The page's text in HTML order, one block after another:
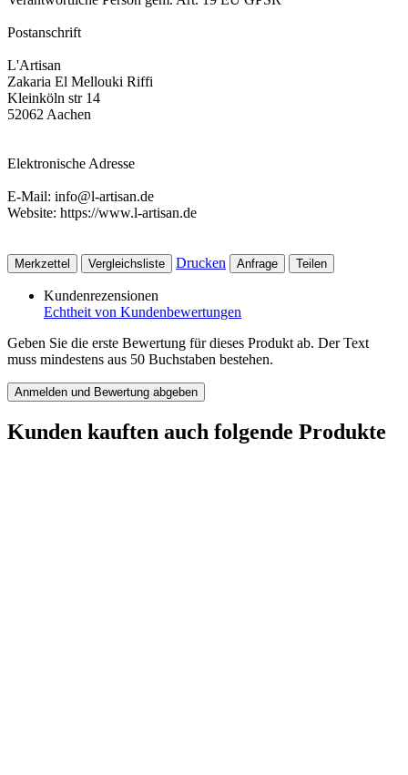
Postanschrift
L'Artisan
Zakaria El Mellouki Riffi
Kleinköln str 14
52062 Aachen
Elektronische Adresse
E-Mail: info@l-artisan.de
Website: https://www.l-artisan.de
Merkzettel Vergleichsliste Drucken Anfrage Teilen
Kundenrezensionen
Echtheit von Kundenbewertungen
Geben Sie die erste Bewertung für dieses Produkt ab. Der Text
muss mindestens aus 50 Buchstaben bestehen.
Anmelden und Bewertung abgeben
Kunden kauften auch folgende Produkte